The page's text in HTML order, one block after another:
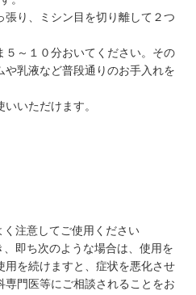
り、ミシン目を切り離して２つ
５～１０分おいてください。その
乳液など普段通りのお手入れを
いただけます。
注意してご使用ください
即ち次のような場合は、使用を
用を続けますと、症状を悪化させ
専門医等にご相談されることをお